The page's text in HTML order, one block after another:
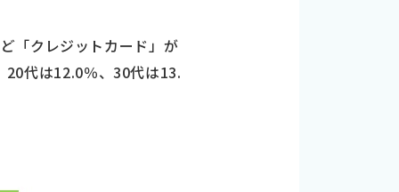
「クレジットカード」が
20代は12.0％、30代は13.